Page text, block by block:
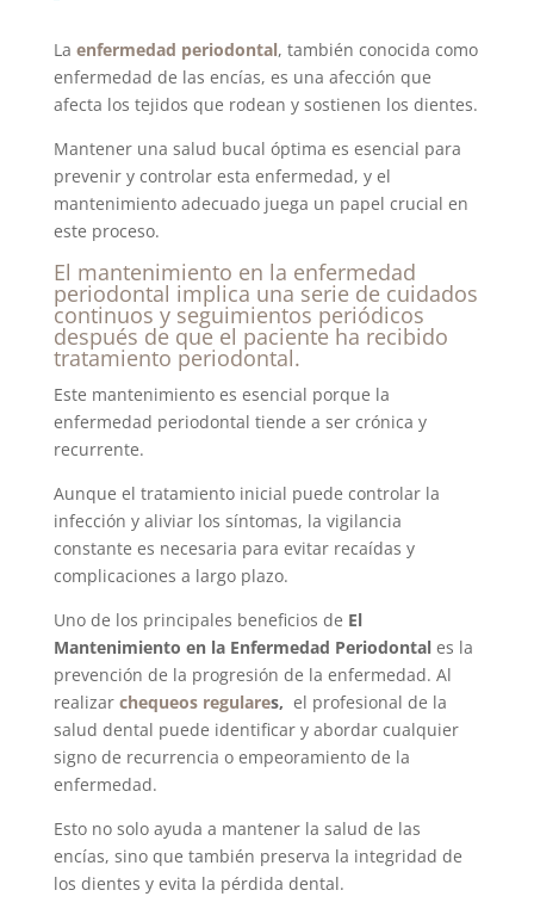
La enfermedad periodontal, también conocida como
enfermedad de las encías, es una afección que
afecta los tejidos que rodean y sostienen los dientes.
Mantener una salud bucal óptima es esencial para
prevenir y controlar esta enfermedad, y el
mantenimiento adecuado juega un papel crucial en
este proceso.
El mantenimiento en la enfermedad
periodontal implica una serie de cuidados
continuos y seguimientos periódicos
después de que el paciente ha recibido
tratamiento periodontal.
Este mantenimiento es esencial porque la
enfermedad periodontal tiende a ser crónica y
recurrente.
Aunque el tratamiento inicial puede controlar la
infección y aliviar los síntomas, la vigilancia
constante es necesaria para evitar recaídas y
complicaciones a largo plazo.
Uno de los principales beneficios de El
Mantenimiento en la Enfermedad Periodontales la
prevención de la progresión de la enfermedad. Al
realizar chequeos regulares, el profesional de la
salud dental puede identificar y abordar cualquier
signo de recurrencia o empeoramiento de la
enfermedad.
Esto no solo ayuda a mantener la salud de las
encías, sino que también preserva la integridad de
los dientes y evita la pérdida dental.